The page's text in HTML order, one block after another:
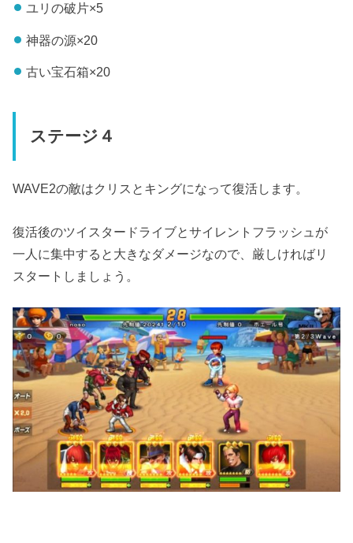
ユリの破片×5
神器の源×20
古い宝石箱×20
ステージ４
WAVE2の敵はクリスとキングになって復活します。
復活後のツイスタードライブとサイレントフラッシュが
一人に集中すると大きなダメージなので、厳しければリ
スタートしましょう。